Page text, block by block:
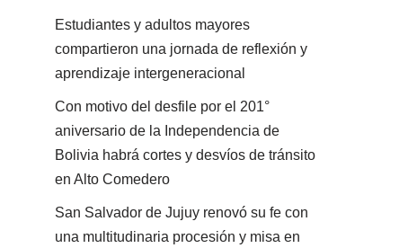
Estudiantes y adultos mayores
compartieron una jornada de reflexión y
aprendizaje intergeneracional
Con motivo del desfile por el 201°
aniversario de la Independencia de
Bolivia habrá cortes y desvíos de tránsito
en Alto Comedero
San Salvador de Jujuy renovó su fe con
una multitudinaria procesión y misa en